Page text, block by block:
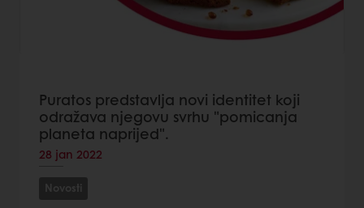
Puratos predstavlja novi identitet koji
odražava njegovu svrhu "pomicanja
planeta naprijed".
28 jan 2022
Novosti